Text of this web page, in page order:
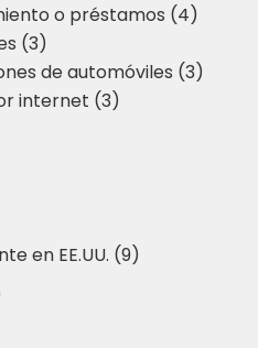
o préstamos (4)
(3)
de automóviles (3)
internet (3)
en EE.UU. (9)